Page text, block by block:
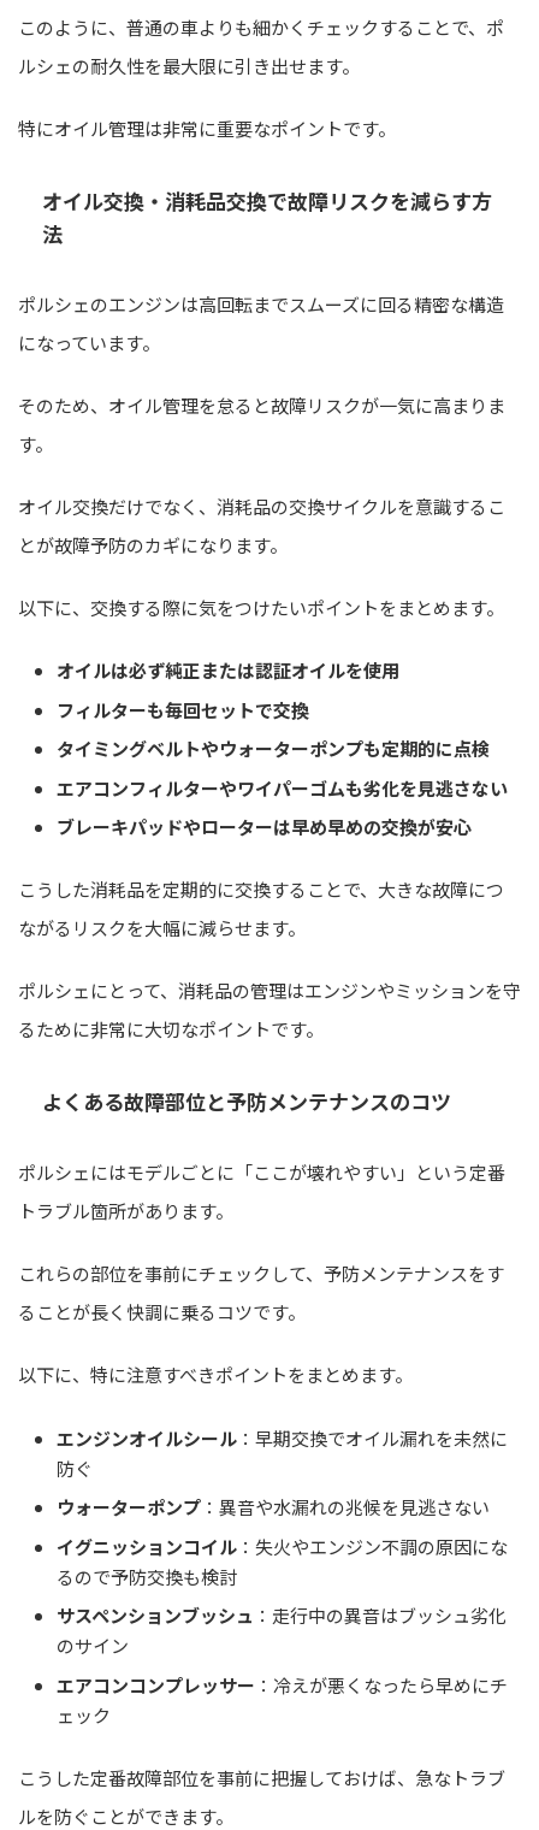
このように、普通の車よりも細かくチェックすることで、ポ
ルシェの耐久性を最大限に引き出せます。
特にオイル管理は非常に重要なポイントです。
オイル交換・消耗品交換で故障リスクを減らす方
法
ポルシェのエンジンは高回転までスムーズに回る精密な構造
になっています。
そのため、オイル管理を怠ると故障リスクが一気に高まりま
す。
オイル交換だけでなく、消耗品の交換サイクルを意識するこ
とが故障予防のカギになります。
以下に、交換する際に気をつけたいポイントをまとめます。
オイルは必ず純正または認証オイルを使用
フィルターも毎回セットで交換
タイミングベルトやウォーターポンプも定期的に点検
エアコンフィルターやワイパーゴムも劣化を見逃さない
ブレーキパッドやローターは早め早めの交換が安心
こうした消耗品を定期的に交換することで、大きな故障につ
ながるリスクを大幅に減らせます。
ポルシェにとって、消耗品の管理はエンジンやミッションを守
るために非常に大切なポイントです。
よくある故障部位と予防メンテナンスのコツ
ポルシェにはモデルごとに「ここが壊れやすい」という定番
トラブル箇所があります。
これらの部位を事前にチェックして、予防メンテナンスをす
ることが長く快調に乗るコツです。
以下に、特に注意すべきポイントをまとめます。
エンジンオイルシール ：早期交換でオイル漏れを未然に
防ぐ
ウォーターポンプ ：異音や水漏れの兆候を見逃さない
イグニッションコイル ：失火やエンジン不調の原因にな
るので予防交換も検討
サスペンションブッシュ ：走行中の異音はブッシュ劣化
のサイン
エアコンコンプレッサー ：冷えが悪くなったら早めにチ
ェック
こうした定番故障部位を事前に把握しておけば、急なトラブ
ルを防ぐことができます。